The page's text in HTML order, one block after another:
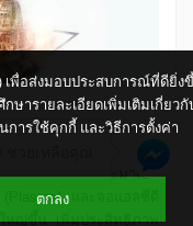
รพัฒนาไปค่อนข้างมาก
นาจากเดิมเป็น
Ray Tube)และมาเป็น
และจอแอลซีดี
ใหญ่ขึ้น เพิ่มประสิทธิภาพ
เพื่อส่งมอบประสบการณ์ที่ดียิ่ง
ารายละเอียดเพิ่มเติมเกี่ยวกั
การใช้คุกกี้ และวิธีการตั้งค่า
ตกลง
วยเหลือคุณ